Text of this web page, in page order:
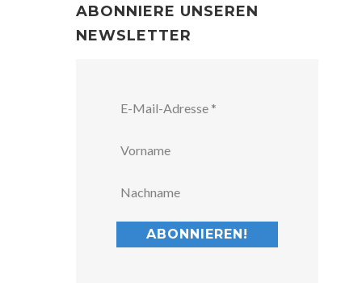
ABONNIERE UNSEREN
NEWSLETTER